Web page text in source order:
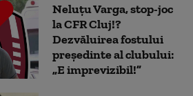
Neluțu Varga, stop-joc
la CFR Cluj!?
Dezvăluirea fostului
președinte al clubului:
„E imprevizibil!”